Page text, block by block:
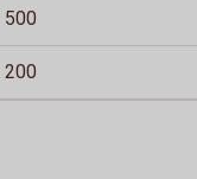
500
200